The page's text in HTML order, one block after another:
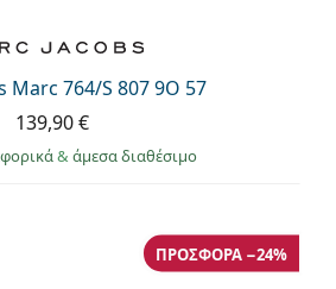
Marc 764/S 807 9O 57
139,90 €
& άμεσα διαθέσιμο
ΠΡΟΣΦΟΡΆ −24%